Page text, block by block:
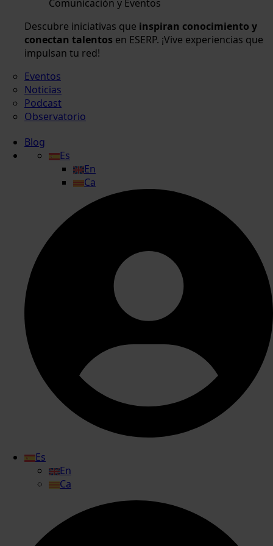
Comunicación y Eventos
Descubre iniciativas que inspiran conocimiento y
conectan talentos en ESERP. ¡Vive experiencias que
impulsan tu red!
Eventos
Noticias
Podcast
Observatorio
Blog
Es
En
Ca
Es
En
Ca